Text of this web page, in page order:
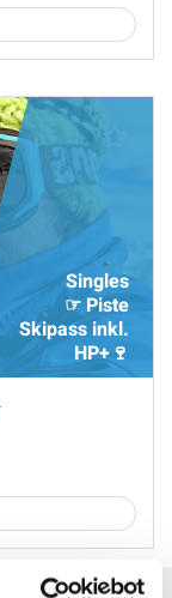
Singles
☞ Piste
Skipass inkl.
HP+🍷